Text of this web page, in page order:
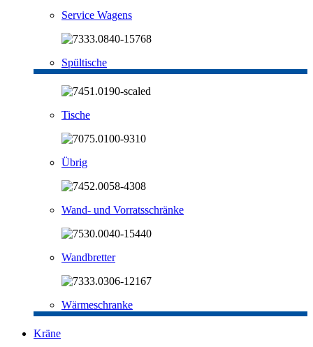
Service Wagens
Spültische
Tische
Übrig
Wand- und Vorratsschränke
Wandbretter
Wärmeschranke
Kräne